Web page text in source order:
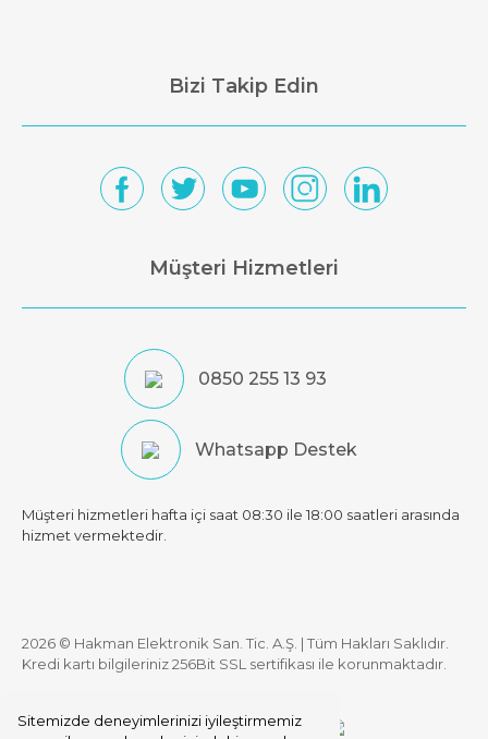
Sitemizde deneyimlerinizi iyileştirmemiz
Bizi Takip Edin
Müşteri Hizmetleri
0850 255 13 93
Whatsapp Destek
Müşteri hizmetleri hafta içi saat 08:30 ile 18:00 saatleri arasında
hizmet vermektedir.
2026 © Hakman Elektronik San. Tic. A.Ş. | Tüm Hakları Saklıdır.
Kredi kartı bilgileriniz 256Bit SSL sertifikası ile korunmaktadır.